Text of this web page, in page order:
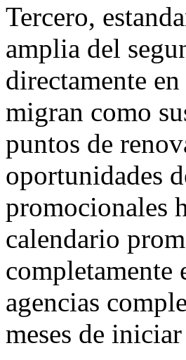
Tercero,
amplia del
directamente
migran como
puntos de
oportunidades
promocionales
calendario
completamente
agencias
meses de